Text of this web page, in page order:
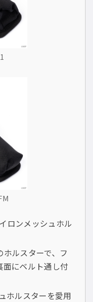
ロンメッシュホル
ルスターで、フ
面にベルト通し付
ホルスターを愛用